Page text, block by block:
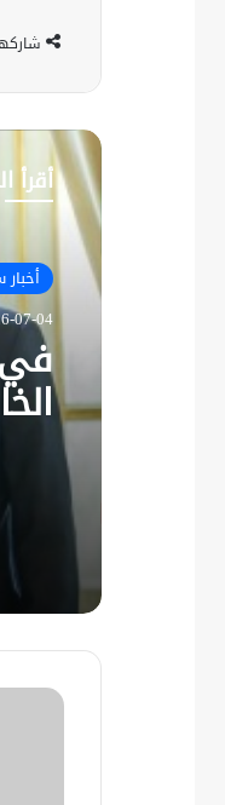
أقرأ
أخبار
07-04